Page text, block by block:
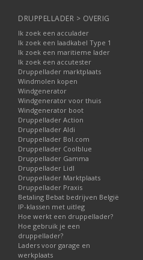
DRUPPELLADER > OVERIG
Ik zoek een acculader
Ik zoek een laadkabel Type 1
Ik zoek een maritieme lader
Ik zoek een accutester
Druppellader marktplaats
Windmolen kopen
Windgenerator
Windgenerator voor thuis
Windgenerator boot
Druppellader Action
Druppellader Aldi
Druppellader Bol.com
Druppellader Coolblue
Druppellader Gamma
Druppellader Lidl
Druppellader Marktplaats
Druppellader Praxis
Betaling Bebat bedrijven België
IP-klassen met uitleg
Hoe werkt een druppellader?
Hoe gebruik je een
druppellader?
Laders voor garage en
werkplaats